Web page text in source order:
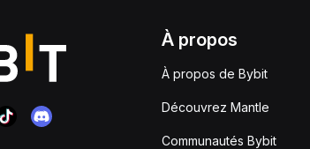
À propos
À propos de Bybit
Découvrez Mantle
Communautés Bybit